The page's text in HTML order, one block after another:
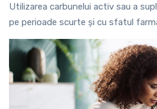
Utilizarea carbunelui activ sau a
pe perioade scurte și cu sfatul